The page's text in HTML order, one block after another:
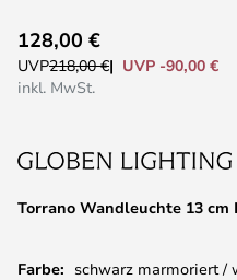
Anfang
der
Torrano Wandleuchte 13
128,00 €
UVP218,00 €
UVP -90,00 €
inkl. MwSt.
Farbe: schwarz marmoriert /